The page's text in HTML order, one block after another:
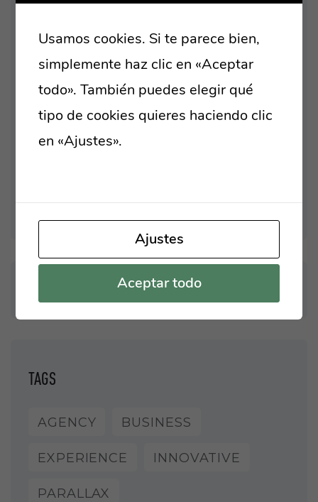
TO A ROBUST
ORGANICALLY GROW THE
HOLISTIC WORLD VIEW
OVERRIDE THE DIGITAL
DIVIDE WITH ADDITIONAL
TAGS
AGENCY BUSINESS
EXPERIENCE INNOVATIVE
PARALLAX
Usamos cookies. Si te parece bien,
simplemente haz clic en «Aceptar
todo». También puedes elegir qué
tipo de cookies quieres haciendo clic
en «Ajustes».
Ajustes
Aceptar todo